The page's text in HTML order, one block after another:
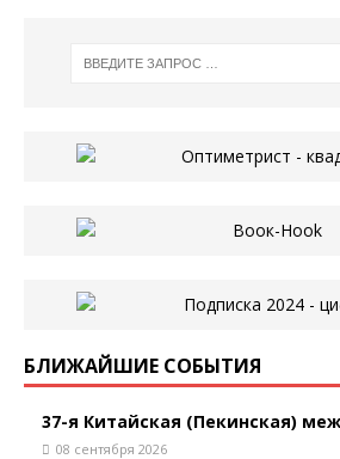
БЛИЖАЙШИЕ СОБЫТИЯ
37-я Китайская (Пекинская)
08 сентября 2026